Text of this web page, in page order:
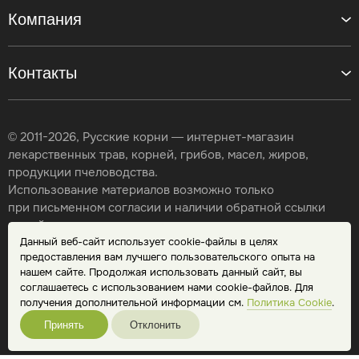
Данный веб-сайт использует cookie-файлы в целях
предоставления вам лучшего пользовательского опыта на
нашем сайте. Продолжая использовать данный сайт, вы
соглашаетесь с использованием нами cookie-файлов. Для
получения дополнительной информации см. Политика Cookie.
Принять Отклонить
Контакты
Компания
© 2011-2026, Русские корни — интернет-магазин
лекарственных трав, корней, грибов, масел, жиров,
продукции пчеловодства.
Использование материалов возможно только
при письменном согласии и наличии обратной ссылки
на сайт.
Карта сайта
Политика конфиденциальности
Публичная оферта
Обработка персональных данных